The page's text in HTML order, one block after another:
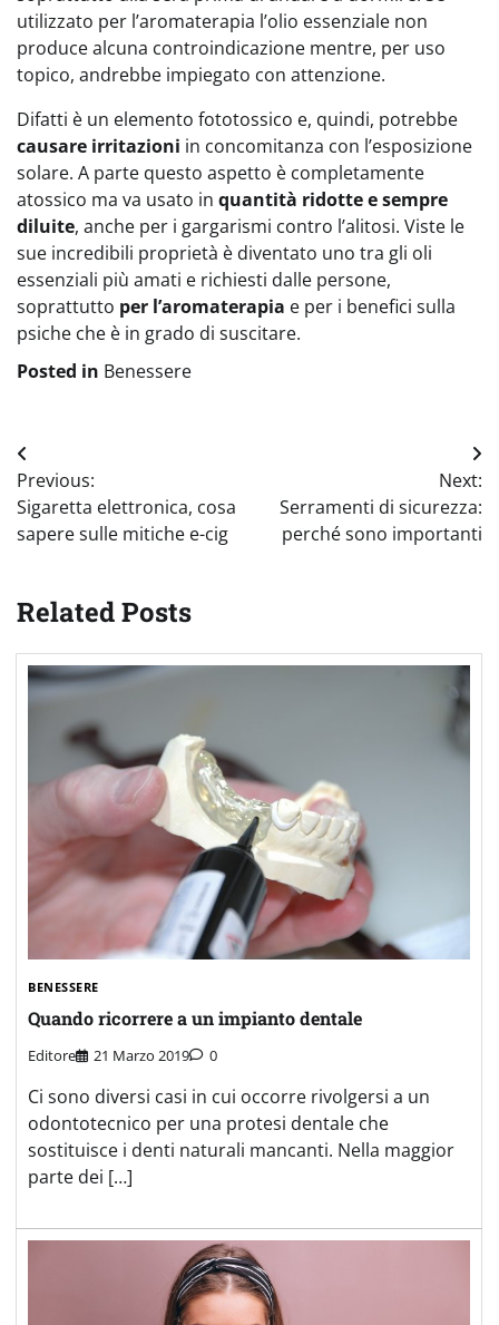
utilizzato per l’aromaterapia l’olio essenziale non
produce alcuna controindicazione mentre, per uso
topico, andrebbe impiegato con attenzione.
Difatti è un elemento fototossico e, quindi, potrebbe
causare irritazioni in concomitanza con l’esposizione
solare. A parte questo aspetto è completamente
atossico ma va usato in quantità ridotte e sempre
diluite, anche per i gargarismi contro l’alitosi. Viste le
sue incredibili proprietà è diventato uno tra gli oli
essenziali più amati e richiesti dalle persone,
soprattutto per l’aromaterapia e per i benefici sulla
psiche che è in grado di suscitare.
Posted in Benessere
Navigazione
articoli
Previous:
Sigaretta elettronica, cosa
sapere sulle mitiche e-cig
Next:
Serramenti di sicurezza:
perché sono importanti
Related Posts
BENESSERE
Quando ricorrere a un impianto dentale
Editore 21 Marzo 2019 0
Ci sono diversi casi in cui occorre rivolgersi a un
odontotecnico per una protesi dentale che
sostituisce i denti naturali mancanti. Nella maggior
parte dei […]